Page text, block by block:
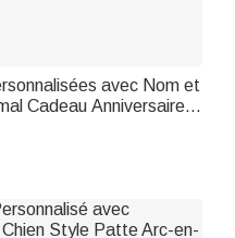
avec Nom et
Cadeau Anniversaire
Amateurs
Chiens